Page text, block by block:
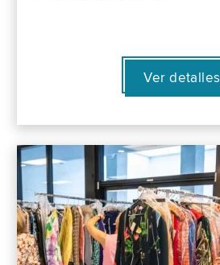
Ver detalles